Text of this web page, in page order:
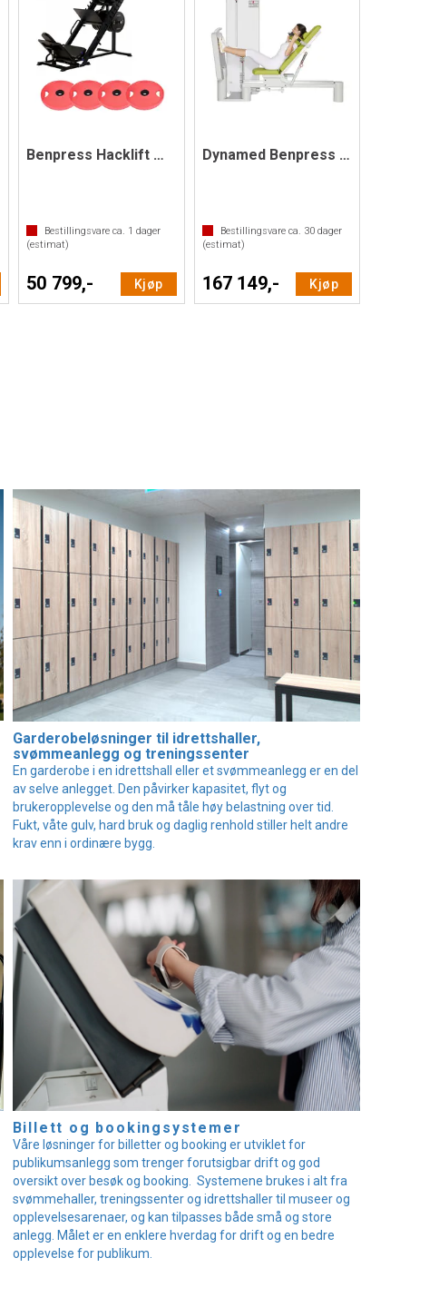
Benpress Hacklift med 100 kg vekskiver
Bestillingsvare ca. 1 dager
(estimat)
50 799,- Kjøp
Dynamed Benpress 150 kg
Bestillingsvare ca. 30dager
(estimat)
167 149,- Kjøp
Garderobeløsninger til idrettshaller,
svømmeanlegg og treningssenter
En garderobe i en idrettshall eller et svømmeanlegg er en del
av selve anlegget. Den påvirker kapasitet, flyt og
brukeropplevelse og den må tåle høy belastning over tid.
Fukt, våte gulv, hard bruk og daglig renhold stiller helt andre
krav enn i ordinære bygg.
Billett og bookingsystemer
Våre løsninger for billetter og booking er utviklet for
publikumsanlegg som trenger forutsigbar drift og god
oversikt over besøk og booking. Systemene brukes i alt fra
svømmehaller, treningssenter og idrettshaller til museer og
opplevelsesarenaer, og kan tilpasses både små og store
anlegg. Målet er en enklere hverdag for drift og en bedre
opplevelse for publikum.